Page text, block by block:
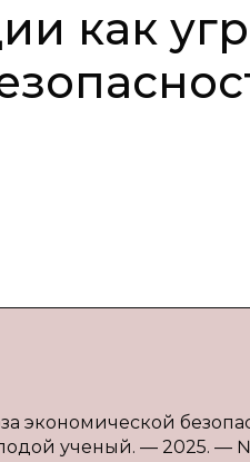
как
экономической
ученый. — 2025. — №